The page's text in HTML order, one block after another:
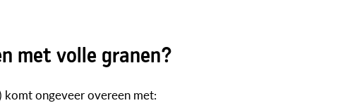
met volle granen?
komt ongeveer overeen met: